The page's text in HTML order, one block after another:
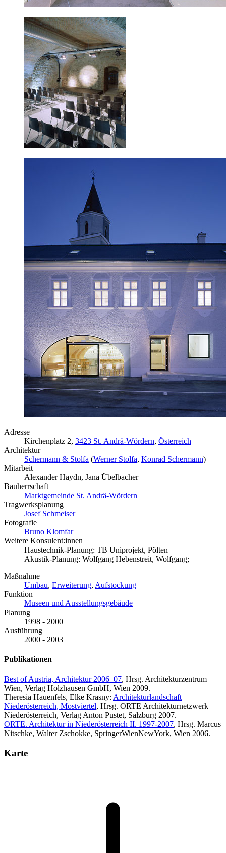
Adresse
Kirchenplatz 2, 3423 St. Andrä-Wördern, Österreich
Architektur
Schermann & Stolfa (Werner Stolfa, Konrad Schermann)
Mitarbeit
Alexander Haydn, Jana Übelbacher
Bauherrschaft
Marktgemeinde St. Andrä-Wördern
Tragwerksplanung
Josef Schmeiser
Fotografie
Bruno Klomfar
Weitere Konsulent:innen
Haustechnik-Planung: TB Uniprojekt, Pölten
Akustik-Planung: Wolfgang Hebenstreit, Wolfgang;
Maßnahme
Umbau, Erweiterung, Aufstockung
Funktion
Museen und Ausstellungsgebäude
Planung
1998 - 2000
Ausführung
2000 - 2003
Publikationen
Best of Austria, Architektur 2006_07, Hrsg. Architekturzentrum
Wien, Verlag Holzhausen GmbH, Wien 2009.
Theresia Hauenfels, Elke Krasny: Architekturlandschaft
Niederösterreich, Mostviertel, Hrsg. ORTE Architekturnetzwerk
Niederösterreich, Verlag Anton Pustet, Salzburg 2007.
ORTE. Architektur in Niederösterreich II. 1997-2007, Hrsg. Marcus
Nitschke, Walter Zschokke, SpringerWienNewYork, Wien 2006.
Karte